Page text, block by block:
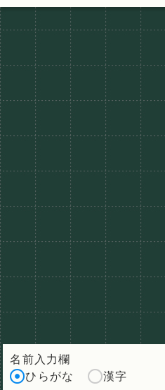
名前入力欄
ひらがな
漢字